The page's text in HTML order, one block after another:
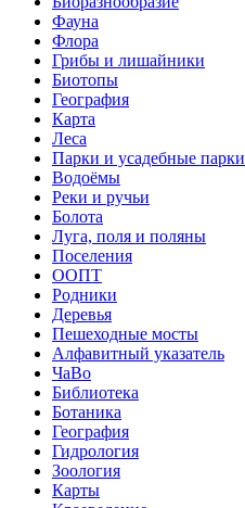
Фауна
Флора
Грибы и лишайники
Биотопы
География
Карта
Леса
Парки и усадебные парки
Водоёмы
Реки и ручьи
Болота
Луга, поля и поляны
Поселения
ООПТ
Родники
Деревья
Пешеходные мосты
Алфавитный указатель
ЧаВо
Библиотека
Ботаника
География
Гидрология
Зоология
Карты